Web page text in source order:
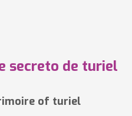
secreto de turiel
of turiel